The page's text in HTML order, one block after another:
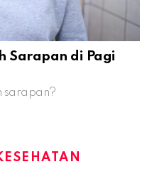
Sarapan di Pagi
sarapan?